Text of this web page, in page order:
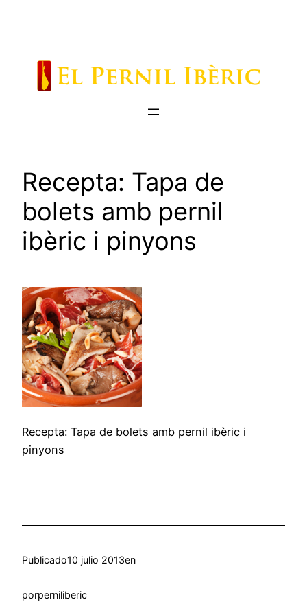
Recepta: Tapa de
bolets amb pernil
ibèric i pinyons
Recepta: Tapa de bolets amb pernil ibèric i
pinyons
Publicado10 julio 2013en
porperniliberic